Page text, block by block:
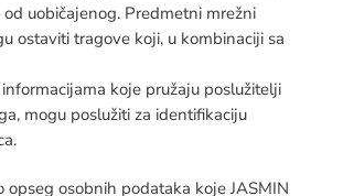
uobičajenog. Predmetni mrežni
ostaviti tragove koji, u kombinaciji sa
koje pružaju poslužitelji
mogu poslužiti za identifikaciju
opseg osobnih podataka koje JASMIN